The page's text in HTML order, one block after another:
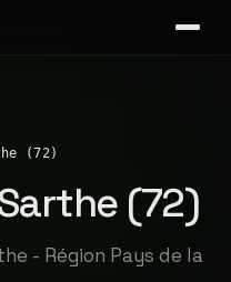
(72)
(72)
- Région Pays de la